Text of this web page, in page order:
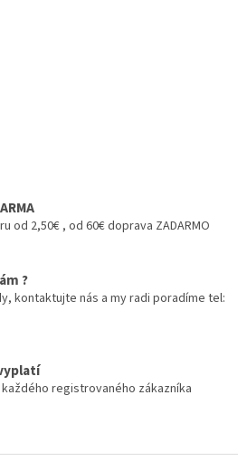
od 2,50€ , od 60€ doprava ZADARMO
?
kontaktujte nás a my radi poradíme tel:
registrovaného zákazníka